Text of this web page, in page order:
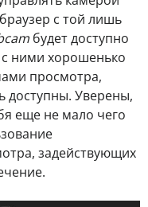
с той лишь
будет доступно
ними хорошенько
просмотра,
доступны. Уверены,
еще не мало чего
задействующих